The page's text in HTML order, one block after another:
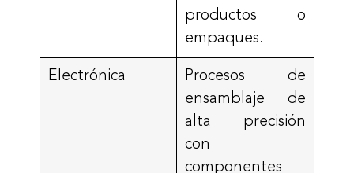
productos o
empaques.
Electrónica
Procesos de
ensamblaje de
alta precisión
con
componentes